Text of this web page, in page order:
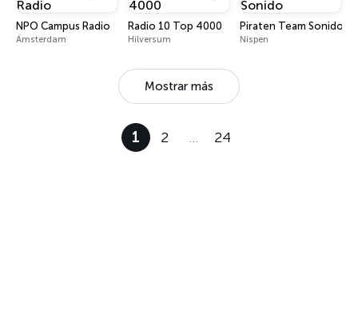
NPO Campus Radio
Ámsterdam
Radio 10 Top 4000
Hilversum
Piraten Team Sonido
Nispen
Mostrar más
1 2 … 24